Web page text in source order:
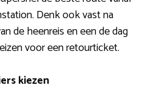
Denk ook vast na
de heenreis en een de dag
voor een retourticket.
kiezen